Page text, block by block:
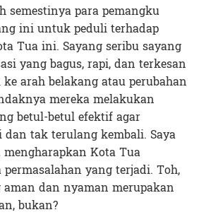
semestinya para pemangku
ini untuk peduli terhadap
Tua ini. Sayang seribu sayang
yang bagus, rapi, dan terkesan
arah belakang atau perubahan
mereka melakukan
betul-betul efektif agar
tak terulang kembali. Saya
mengharapkan Kota Tua
permasalahan yang terjadi. Toh,
dan nyaman merupakan
bukan?